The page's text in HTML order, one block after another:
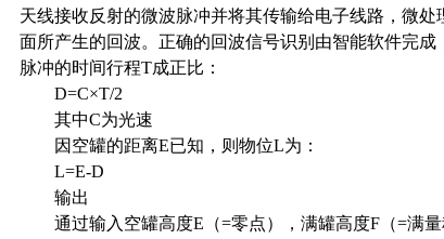
天线接收反射的微波脉冲并将其传输给电子线路，微
面所产生的回波。正确的回波信号识别由智能软件完
脉冲的时间行程T成正比：
D=C×T/2
其中C为光速
因空罐的距离E已知，则物位L为：
L=E-D
输出
通过输入空罐高度E（=零点），满罐高度F（=满量